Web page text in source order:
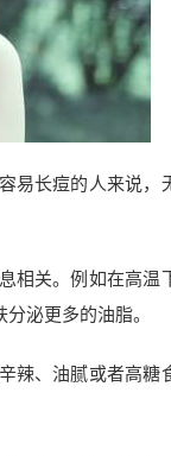
易长痘的人来说，
相关。例如在高温
泌更多的油脂。
、油腻或者高糖